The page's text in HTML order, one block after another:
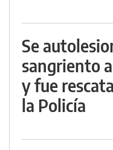
Se
sangriento
y fue
la Policía